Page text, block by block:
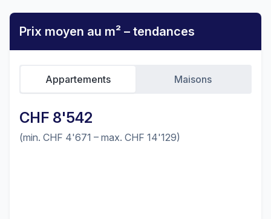
Prix moyen au m² – tendances
CHF 8'542
(min. CHF 4'671 – max. CHF 14'129)
Appartements Maisons